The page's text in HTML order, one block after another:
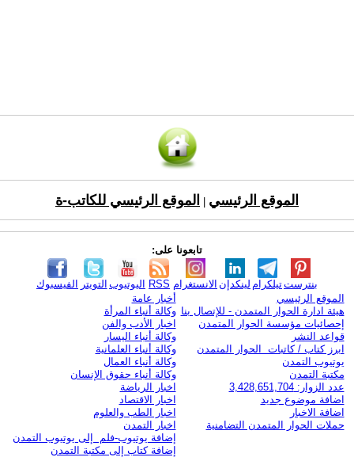
الموقع الرئيسي الموقع الرئيسي للكاتب-ة
تابعونا على:
الفيسبوك التويتر اليوتيوب RSS الانستغرام لينكدإن تيلكرامبنترست
الموقع الرئيسي
هيئة ادارة الحوار المتمدن - للإتصال بنا
إحصائيات مؤسسة الحوار المتمدن
قواعد النشر
ابرز كتاب / كاتبات الحوار المتمدن
يوتيوب التمدن
مكتبة التمدن
عدد الزوار: 3,428,651,704
اضافة موضوع جديد
اضافة الاخبار
حملات الحوار المتمدن التضامنية
أخبار عامة
وكالة أنباء المرأة
اخبار الأدب والفن
وكالة أنباء اليسار
وكالة أنباء العلمانية
وكالة أنباء العمال
وكالة أنباء حقوق الإنسان
اخبار الرياضة
اخبار الاقتصاد
اخبار الطب والعلوم
اخبار التمدن
إضافة يوتيوب-فلم إلى يوتيوب التمدن
إضافة كتاب إلى مكتبة التمدن